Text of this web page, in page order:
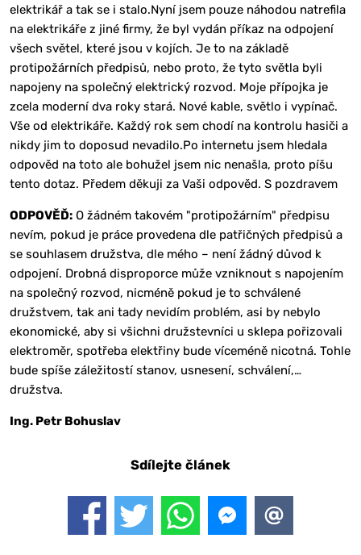
elektrikář a tak se i stalo.Nyní jsem pouze náhodou natrefila
na elektrikáře z jiné firmy, že byl vydán příkaz na odpojení
všech světel, které jsou v kojích. Je to na základě
protipožárních předpisů, nebo proto, že tyto světla byli
napojeny na společný elektrický rozvod. Moje přípojka je
zcela moderní dva roky stará. Nové kable, světlo i vypínač.
Vše od elektrikáře. Každý rok sem chodí na kontrolu hasiči a
nikdy jim to doposud nevadilo.Po internetu jsem hledala
odpověd na toto ale bohužel jsem nic nenašla, proto píšu
tento dotaz. Předem děkuji za Vaši odpověd. S pozdravem
ODPOVĚĎ:O žádném takovém "protipožárním" předpisu
nevím, pokud je práce provedena dle patřičných předpisů a
se souhlasem družstva, dle mého – není žádný důvod k
odpojení. Drobná disproporce může vzniknout s napojením
na společný rozvod, nicméně pokud je to schválené
družstvem, tak ani tady nevidím problém, asi by nebylo
ekonomické, aby si všichni družstevníci u sklepa pořizovali
elektroměr, spotřeba elektřiny bude víceméně nicotná. Tohle
bude spíše záležitostí stanov, usnesení, schválení,…
družstva.
Ing. Petr Bohuslav
Sdílejte článek